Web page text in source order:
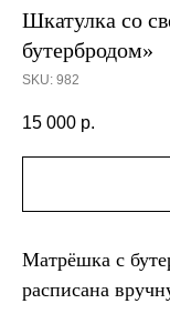
Шкатулка со
бутербродом»
SKU: 982
15 000 р.
Матрёшка с
расписана